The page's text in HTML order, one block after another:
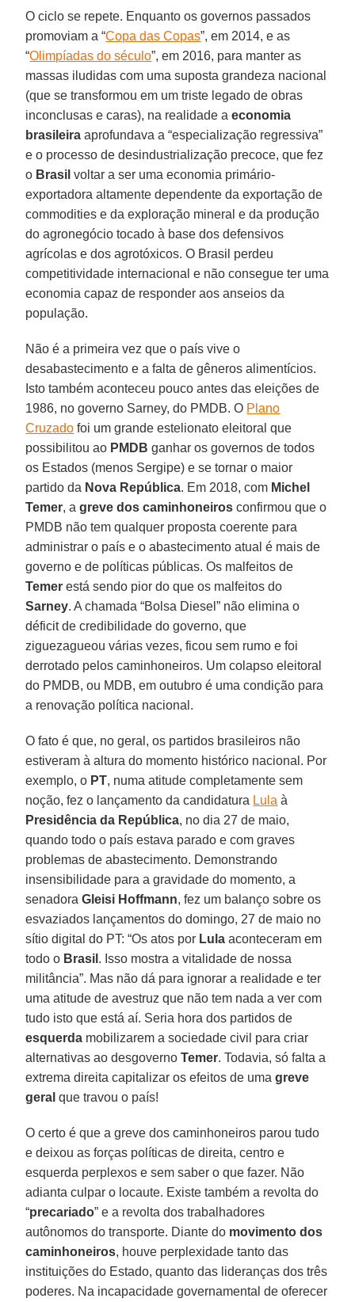
O ciclo se repete. Enquanto os governos passados
promoviam a “Copa das Copas”, em 2014, e as
“Olimpíadas do século”, em 2016, para manter as
massas iludidas com uma suposta grandeza nacional
(que se transformou em um triste legado de obras
inconclusas e caras), na realidade aeconomia
brasileira aprofundava a “especialização regressiva”
e o processo de desindustrialização precoce, que fez
o Brasil voltar a ser uma economia primário-
exportadora altamente dependente da exportação de
commodities e da exploração mineral e da produção
do agronegócio tocado à base dos defensivos
agrícolas e dos agrotóxicos. O Brasil perdeu
competitividade internacional e não consegue ter uma
economia capaz de responder aos anseios da
população.
Não é a primeira vez que o país vive o
desabastecimento e a falta de gêneros alimentícios.
Isto também aconteceu pouco antes das eleições de
1986, no governo Sarney, do PMDB. O Plano
Cruzado foi um grande estelionato eleitoral que
possibilitou ao PMDB ganhar os governos de todos
os Estados (menos Sergipe) e se tornar o maior
partido da Nova República. Em 2018, com Michel
Temer, agreve dos caminhoneiros confirmou que o
PMDB não tem qualquer proposta coerente para
administrar o país e o abastecimento atual é mais de
governo e de políticas públicas. Os malfeitos de
Temer está sendo pior do que os malfeitos do
Sarney. A chamada “Bolsa Diesel” não elimina o
déficit de credibilidade do governo, que
ziguezagueou várias vezes, ficou sem rumo e foi
derrotado pelos caminhoneiros. Um colapso eleitoral
do PMDB, ou MDB, em outubro é uma condição para
a renovação política nacional.
O fato é que, no geral, os partidos brasileiros não
estiveram à altura do momento histórico nacional. Por
exemplo, o PT, numa atitude completamente sem
noção, fez o lançamento da candidatura Lula à
Presidência da República, no dia 27 de maio,
quando todo o país estava parado e com graves
problemas de abastecimento. Demonstrando
insensibilidade para a gravidade do momento, a
senadoraGleisi Hoffmann, fez um balanço sobre os
esvaziados lançamentos do domingo, 27 de maio no
sítio digital do PT: “Os atos por Lula aconteceram em
todo o Brasil . Isso mostra a vitalidade de nossa
militância”. Mas não dá para ignorar a realidade e ter
uma atitude de avestruz que não tem nada a ver com
tudo isto que está aí. Seria hora dos partidos de
esquerda mobilizarem a sociedade civil para criar
alternativas ao desgovernoTemer. Todavia, só falta a
extrema direita capitalizar os efeitos de umagreve
geral que travou o país!
O certo é que a greve dos caminhoneiros parou tudo
e deixou as forças políticas de direita, centro e
esquerda perplexos e sem saber o que fazer. Não
adianta culpar o locaute. Existe também a revolta do
“precariado” e a revolta dos trabalhadores
autônomos do transporte. Diante do movimento dos
caminhoneiros, houve perplexidade tanto das
instituições do Estado, quanto das lideranças dos três
poderes. Na incapacidade governamental de oferecer